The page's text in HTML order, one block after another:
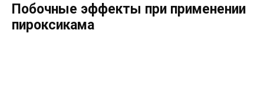
Побочные эффекты при применении
пироксикама